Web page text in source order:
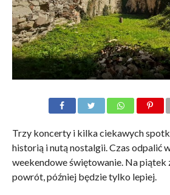
Trzy koncerty i kilka ciekawych
historią i nutą nostalgii. Czas odpalić
weekendowe świętowanie. Na
powrót, później będzie tylko lepiej.